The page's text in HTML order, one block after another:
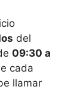
del
09:30 a
cada
llamar